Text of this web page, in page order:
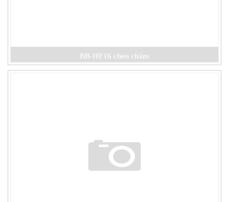
BB-HF16 chén chấm